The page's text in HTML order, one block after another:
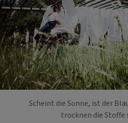
Scheint die Sonne, ist der
trocknen die Stoffe